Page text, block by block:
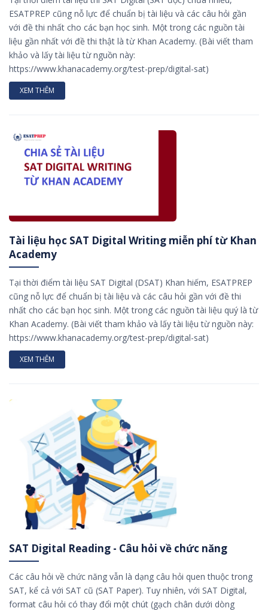
ESATPREP cũng nỗ lực để chuẩn bị tài liệu và các câu hỏi gần
với đề thi nhất cho các bạn học sinh. Một trong các nguồn tài
liệu gần nhất với đề thi thật là từ Khan Academy. (Bài viết tham
khảo và lấy tài liệu từ nguồn này:
https://www.khanacademy.org/test-prep/digital-sat)
XEM THÊM
Tài liệu học SAT Digital Writing miễn phí từ Khan
Academy
Tại thời điểm tài liệu SAT Digital (DSAT) Khan hiếm, ESATPREP
cũng nỗ lực để chuẩn bị tài liệu và các câu hỏi gần với đề thi
nhất cho các bạn học sinh. Một trong các nguồn tài liệu quý là từ
Khan Academy. (Bài viết tham khảo và lấy tài liệu từ nguồn này:
https://www.khanacademy.org/test-prep/digital-sat)
XEM THÊM
SAT Digital Reading - Câu hỏi về chức năng
Các câu hỏi về chức năng vẫn là dạng câu hỏi quen thuộc trong
SAT, kể cả với SAT cũ (SAT Paper). Tuy nhiên, với SAT Digital,
format câu hỏi có thay đổi một chút (gạch chân dưới dòng